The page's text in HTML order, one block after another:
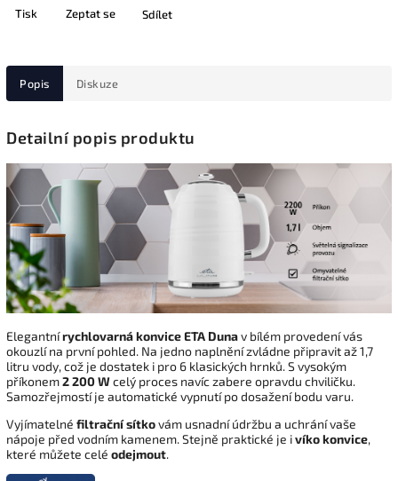
Tisk Zeptat se Sdílet
Popis Diskuze
Detailní popis produktu
Elegantnírychlovarná konvice ETA Dunav bílém provedení vás
okouzlí na první pohled. Na jedno naplnění zvládne připravit až 1,7
litru vody, což je dostatek i pro 6 klasických hrnků. S vysokým
příkonem2 200 Wcelý proces navíc zabere opravdu chviličku.
Samozřejmostí je automatické vypnutí po dosažení bodu varu.
Vyjímatelné filtrační sítkovám usnadní údržbu a uchrání vaše
nápoje před vodním kamenem. Stejně praktické je ivíko konvice,
které můžete celé odejmout.